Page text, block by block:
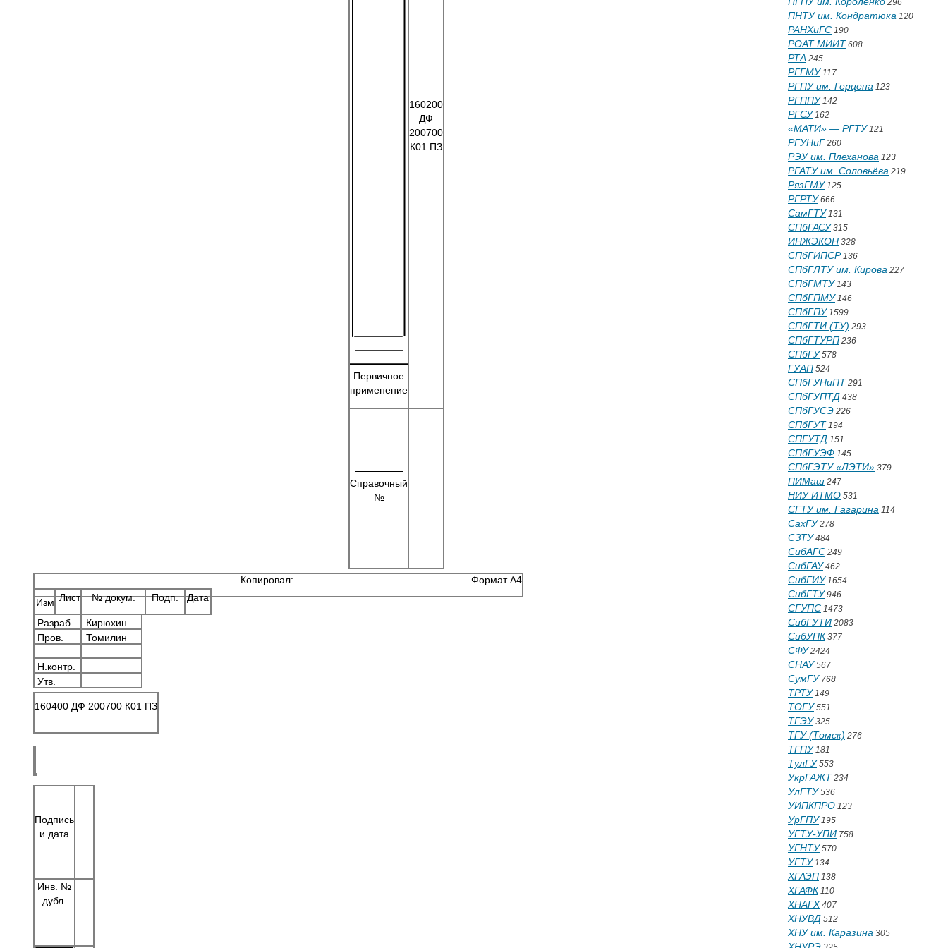
Первичное
применение
160200
ДФ
200700
К01 ПЗ
Справочный
№
Копировал: Формат А4
Изм Лист № докум. Подп. Дата
Разраб.
Кирюхин
Пров.
Томилин
Н.контр.
Утв.
160400 ДФ 200700 К01 ПЗ
Подпись
и дата
Инв. №
дубл.
296
ПНТУ им. Кондратюка 120
РАНХиГС 190
РОАТ МИИТ 608
РТА 245
РГГМУ117
РГПУ им. Герцена 123
РГППУ142
РГСУ162
«МАТИ» — РГТУ121
РГУНиГ 260
РЭУ им. Плеханова 123
РГАТУ им. Соловьёва 219
РязГМУ125
РГРТУ666
СамГТУ131
СПбГАСУ315
ИНЖЭКОН 328
СПбГИПСР136
СПбГЛТУ им. Кирова 227
СПбГМТУ143
СПбГПМУ146
СПбГПУ1599
СПбГТИ (ТУ) 293
СПбГТУРП 236
СПбГУ578
ГУАП 524
СПбГУНиПТ 291
СПбГУПТД 438
СПбГУСЭ 226
СПбГУТ 194
СПГУТД 151
СПбГУЭФ 145
СПбГЭТУ «ЛЭТИ» 379
ПИМаш 247
НИУ ИТМО 531
СГТУ им. Гагарина 114
СахГУ278
СЗТУ484
СибАГС 249
СибГАУ462
СибГИУ1654
СибГТУ946
СГУПС 1473
СибГУТИ 2083
СибУПК 377
СФУ2424
СНАУ567
СумГУ768
ТРТУ149
ТОГУ551
ТГЭУ325
ТГУ (Томск) 276
ТГПУ181
ТулГУ553
УкрГАЖТ 234
УлГТУ536
УИПКПРО 123
УрГПУ195
УГТУ-УПИ 758
УГНТУ570
УГТУ134
ХГАЭП 138
ХГАФК 110
ХНАГХ 407
ХНУВД 512
ХНУ им. Каразина 305